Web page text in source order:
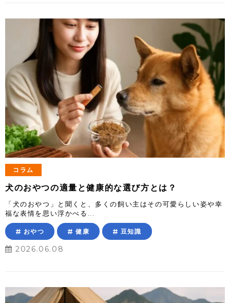
コラム
犬のおやつの適量と健康的な選び方とは？
「犬のおやつ」と聞くと、多くの飼い主はその可愛らしい姿や幸
福な表情を思い浮かべる...
おやつ 健康 豆知識
2026.06.08